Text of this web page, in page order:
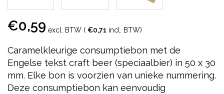
€0,59 excl. BTW ( €0,71 incl. BTW)
Caramelkleurige consumptiebon met de
Engelse tekst craft beer (speciaalbier) in 50 x 30
mm. Elke bon is voorzien van unieke nummering.
Deze consumptiebon kan eenvoudig